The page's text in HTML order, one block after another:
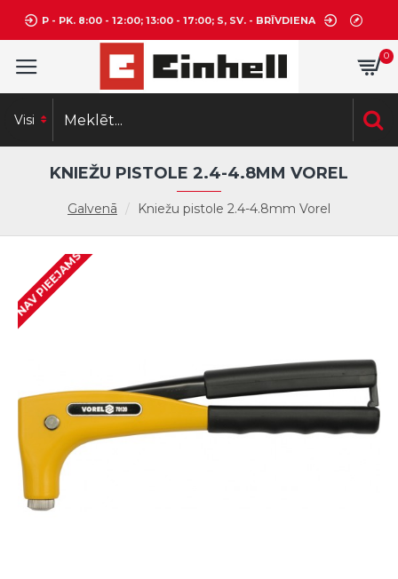
P - PK. 8:00 - 12:00; 13:00 - 17:00; S, SV. - BRĪVDIENA
0
Visi
Galvenā Kniežu pistole 2.4-4.8mm Vorel
KNIEŽU PISTOLE 2.4-4.8MM VOREL
NAV PIEEJAMS